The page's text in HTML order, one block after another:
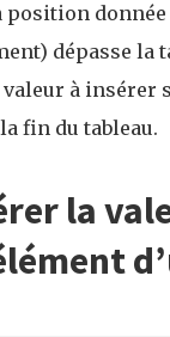
position donnée
dépasse la
à insérer
fin du tableau.
la